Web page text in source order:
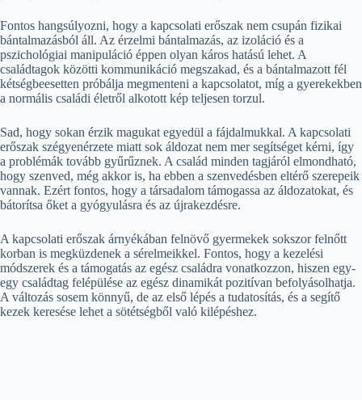
Fontos hangsúlyozni, hogy a kapcsolati erőszak nem csupán fizikai
bántalmazásból áll. Az érzelmi bántalmazás, az izoláció és a
pszichológiai manipuláció éppen olyan káros hatású lehet. A
családtagok közötti kommunikáció megszakad, és a bántalmazott fél
kétségbeesetten próbálja megmenteni a kapcsolatot, míg a gyerekekben
a normális családi életről alkotott kép teljesen torzul.
Sad, hogy sokan érzik magukat egyedül a fájdalmukkal. A kapcsolati
erőszak szégyenérzete miatt sok áldozat nem mer segítséget kérni, így
a problémák tovább gyűrűznek. A család minden tagjáról elmondható,
hogy szenved, még akkor is, ha ebben a szenvedésben eltérő szerepeik
vannak. Ezért fontos, hogy a társadalom támogassa az áldozatokat, és
bátorítsa őket a gyógyulásra és az újrakezdésre.
A kapcsolati erőszak árnyékában felnövő gyermekek sokszor felnőtt
korban is megküzdenek a sérelmeikkel. Fontos, hogy a kezelési
módszerek és a támogatás az egész családra vonatkozzon, hiszen egy-
egy családtag felépülése az egész dinamikát pozitívan befolyásolhatja.
A változás sosem könnyű, de az első lépés a tudatosítás, és a segítő
kezek keresése lehet a sötétségből való kilépéshez.